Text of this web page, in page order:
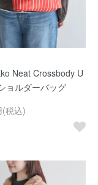
Neat Crossbody U
ョルダーバッグ
税込)